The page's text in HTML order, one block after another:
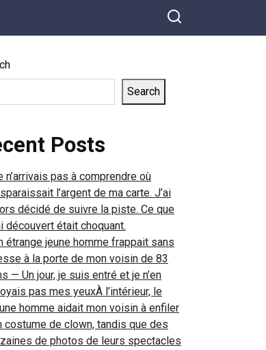
Search
Posts
n’arrivais pas à comprendre où
l’argent de ma carte. J’ai
décidé de suivre la piste. Ce que
découvert était choquant.
étrange jeune homme frappait sans
à la porte de mon voisin de 83
— Un jour, je suis entré et je n’en
pas mes yeuxÀ l’intérieur, le
homme aidait mon voisin à enfiler
costume de clown, tandis que des
de photos de leurs spectacles